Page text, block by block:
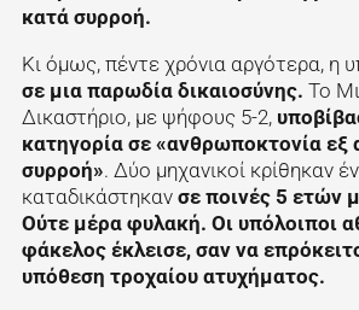
κατά συρροή.
Κι όμως, πέντε χρόνια αργότερα, η
σε μια παρωδία δικαιοσύνης. Το
Δικαστήριο, με ψήφους 5-2,
κατηγορία σε «ανθρωποκτονία εξ
συρροή». Δύο μηχανικοί κρίθηκαν
καταδικάστηκαν σε ποινές 5 ετών
Ούτε μέρα φυλακή. Οι υπόλοιποι
φάκελος έκλεισε, σαν να
υπόθεση τροχαίου ατυχήματος.